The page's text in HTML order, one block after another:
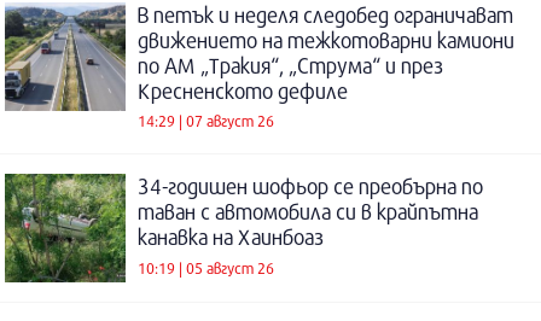
В петък и неделя следобед ограничават
движението на тежкотоварни камиони
по АМ „Тракия“, „Струма“ и през
Кресненското дефиле
14:29 | 07 август 26
34-годишен шофьор се преобърна по
таван с автомобила си в крайпътна
канавка на Хаинбоаз
10:19 | 05 август 26